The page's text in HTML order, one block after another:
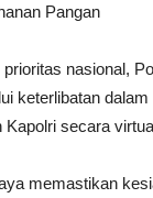
Pangan
nasional,
keterlibatan
secara
memastikan